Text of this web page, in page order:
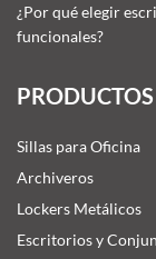
¿Por qué elegir
funcionales?
PRODUCTOS
Sillas para Oficina
Archiveros
Lockers Metálicos
Escritorios y